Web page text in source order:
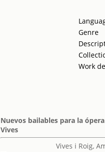
Genre
Work
Nuevos bailables para la
Vives
Vives i Roig,